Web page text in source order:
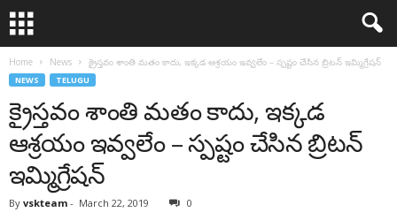
Home News క్రైస్తవం శాంతి మతం కాదు, ఇక్కడ ఆశ్రయం ఇవ్వలేం – స్పష్టం చేసిన బ్రిటన్ ఇమ్మిగ్రేషన్
NEWS TELUGU
క్రైస్తవం శాంతి మతం కాదు, ఇక్కడ
ఆశ్రయం ఇవ్వలేం – స్పష్టం చేసిన బ్రిటన్
ఇమ్మిగ్రేషన్
By vskteam - March 22, 2019 0